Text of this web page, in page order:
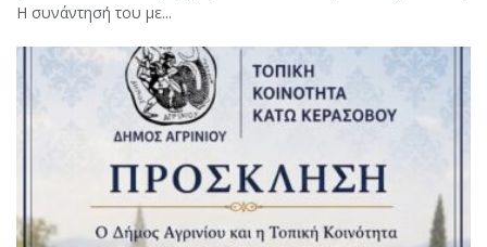
Η συνάντησή του με...